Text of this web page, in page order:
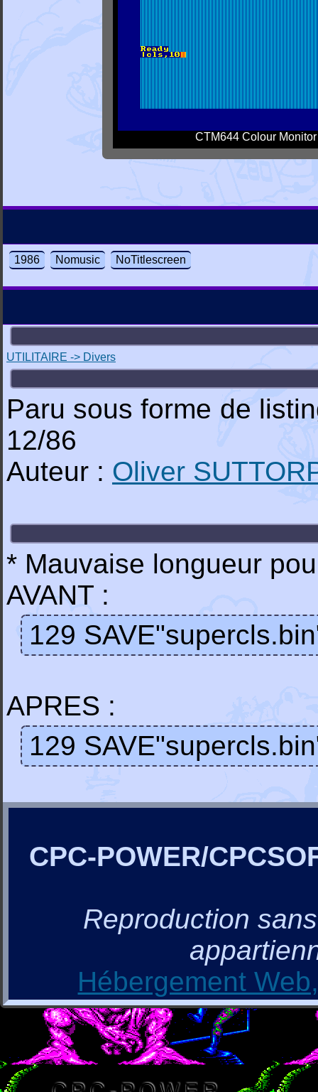
CTM644 Colour Monitor
1986 Nomusic NoTitlescreen
UTILITAIRE -> Divers
Paru sous forme de
12/86
Auteur : Oliver
* Mauvaise longueur
AVANT :
129
APRES :
129
CPC-POWER/
Reproduction
Hébergement